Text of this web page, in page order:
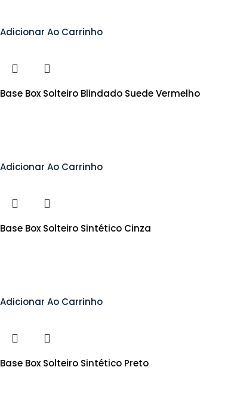
Adicionar Ao Carrinho
Base Box Solteiro Blindado Suede Vermelho
Adicionar Ao Carrinho
Base Box Solteiro Sintético Cinza
Adicionar Ao Carrinho
Base Box Solteiro Sintético Preto